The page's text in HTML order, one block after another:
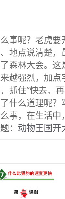
事呢？老虎
地点说清楚
森林大会。
越强烈，加
抓住“快去、
什么道理呢
事，在生活
： 动物王国开